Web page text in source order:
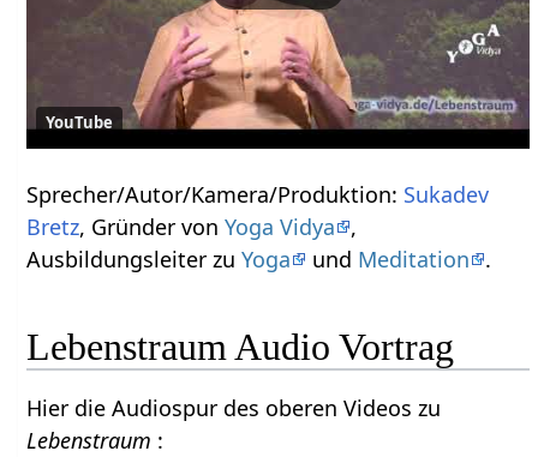
YouTube
Sprecher/Autor/Kamera/Produktion: Sukadev
Bretz, Gründer vonYoga Vidya
,
Ausbildungsleiter zuYoga und Meditation .
Lebenstraum Audio Vortrag
Hier die Audiospur des oberen Videos zu
Lebenstraum :